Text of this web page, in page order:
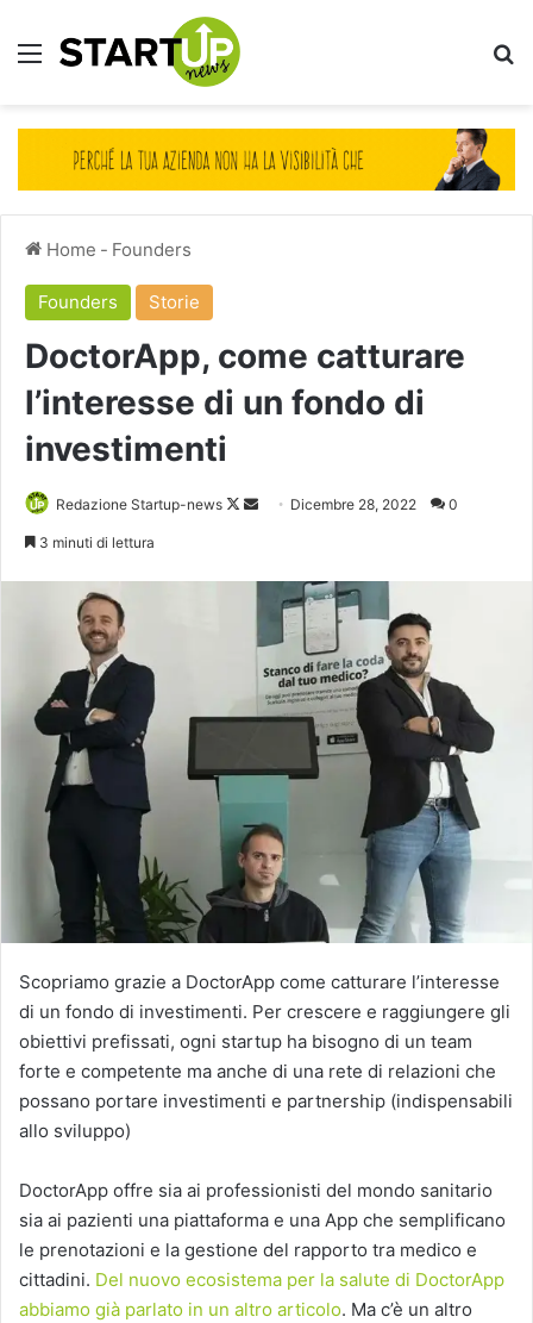
Menu
Home - Founders
Founders Storie
DoctorApp, come catturare
l’interesse di un fondo di
investimenti
Redazione Startup-news
Follow
Invia Dicembre 28, 2022 0
3 minuti di lettura
Scopriamo grazie a DoctorApp come catturare l’interesse
di un fondo di investimenti. Per crescere e raggiungere gli
obiettivi prefissati, ogni startup ha bisogno di un team
forte e competente ma anche di una rete di relazioni che
possano portare investimenti e partnership (indispensabili
allo sviluppo)
DoctorApp offre sia ai professionisti del mondo sanitario
sia ai pazienti una piattaforma e una App che semplificano
le prenotazioni e la gestione del rapporto tra medico e
cittadini. Del nuovo ecosistema per la salute di DoctorApp
abbiamo già parlato in un altro articolo. Ma c’è un altro